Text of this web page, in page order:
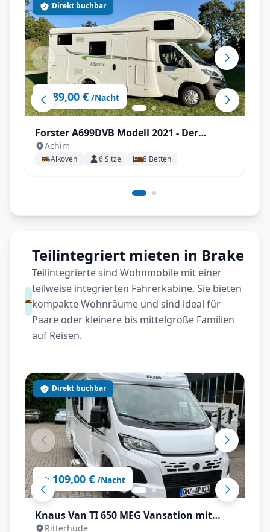
ab 89,00 € /Nacht
Direkt buchbar
Forster A699DVB Modell 2021 - Der
Familienversteher
Achim
Alkoven 6Sitze 8 Betten
Teilintegriert mieten in Brake
Teilintegrierte sind Wohnmobile mit einer
teilweise integrierten Fahrerkabine. Sie bieten
kompakte Wohnräume und sind ideal für
Paare oder kleinere bis mittelgroße Familien
auf Reisen.
ab 109,00 € /Nacht
Direkt buchbar
Knaus Van TI 650 MEG Vansation mit
Ritterhude